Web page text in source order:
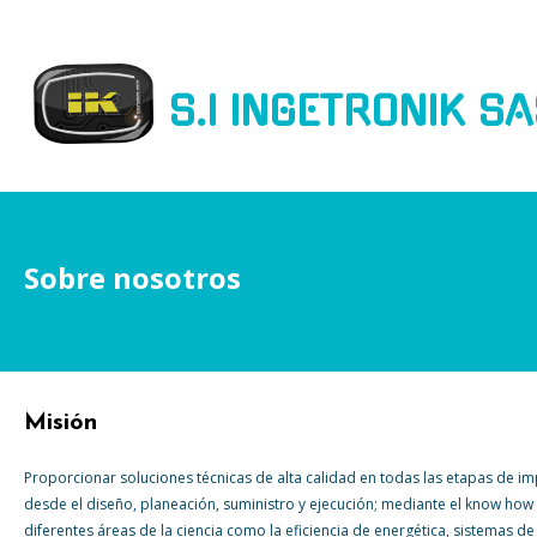
S.I INGETRONIK
Sobre nosotros
Misión
Proporcionar soluciones técnicas de alta calidad en todas las etapas de
desde el diseño, planeación, suministro y ejecución; mediante el know
diferentes áreas de la ciencia como la eficiencia de energética, sistemas